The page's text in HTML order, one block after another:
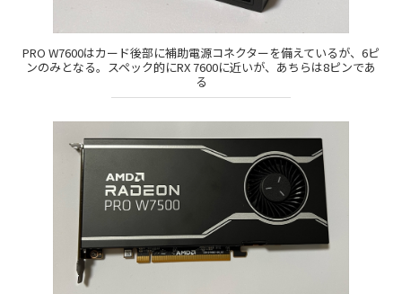
PRO W7600はカード後部に補助電源コネクターを備えているが、6ピ
ンのみとなる。スペック的にRX 7600に近いが、あちらは8ピンであ
る